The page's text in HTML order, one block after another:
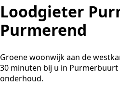
Loodgieter
Purmerend
Groene woonwijk aan de
30 minuten bij u in Purmerbuurt
onderhoud.